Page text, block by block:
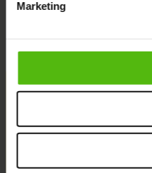
Marketing